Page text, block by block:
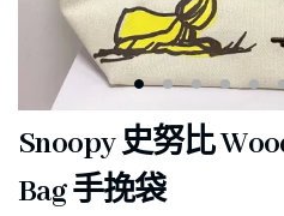
Snoopy 史努比
Bag 手挽袋